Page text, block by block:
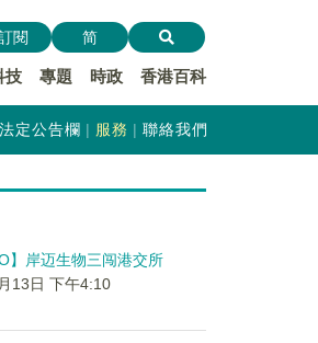
技 專題 時政 香港百科
閱 简
法定公告欄 服務 聯絡我們
】岸迈生物三闯港交所
13日 下午4:10